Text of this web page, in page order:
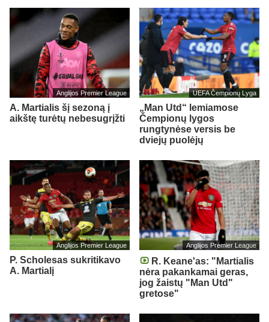
Anglijos Premier League
A. Martialis šį sezoną į
aikštę turėtų nebesugrįžti
UEFA Čempionų Lyga
„Man Utd“ lemiamose
Čempionų lygos
rungtynėse versis be
dviejų puolėjų
Anglijos Premier League
P. Scholesas sukritikavo
A. Martialį
Anglijos Premier League
R. Keane'as: "Martialis
nėra pakankamai geras,
jog žaistų "Man Utd"
gretose"